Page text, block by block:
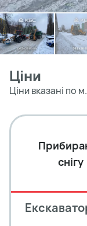
Ціни
Ціни вказані по
снігу